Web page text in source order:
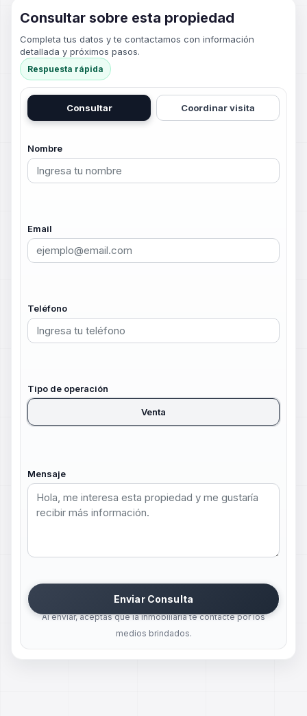
Consultar sobre esta propiedad
Completa tus datos y te contactamos con información
detallada y próximos pasos.
Respuesta rápida
Consultar Coordinar visita
Nombre
Email
Teléfono
Tipo de operación
Venta
Mensaje
Enviar Consulta
Al enviar, aceptas que la inmobiliaria te contacte por los
medios brindados.